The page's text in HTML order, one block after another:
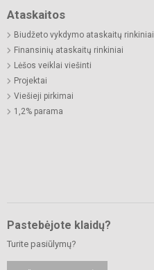
Ataskaitos
Biudžeto vykdymo ataskaitų rinkiniai
Finansinių ataskaitų rinkiniai
Lėšos veiklai viešinti
Projektai
Viešieji pirkimai
1,2% parama
Pastebėjote klaidų?
Turite pasiūlymų?